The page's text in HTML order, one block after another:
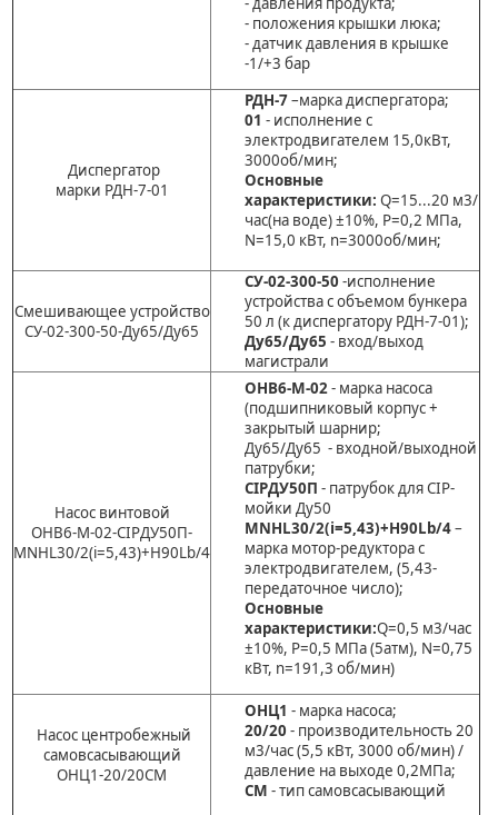
- положения крышки люка;
- датчик давления в крышке
-1/+3 бар
Диспергатор
марки РДН-7-01
РДН-7–марка диспергатора;
01 - исполнение с
электродвигателем 15,0кВт,
3000об/мин;
Основные
характеристики: Q=15...20 м3/
час(на воде) ±10%, Р=0,2 МПа,
N=15,0 кВт, n=3000об/мин;
Смешивающее устройство
СУ-02-300-50-Ду65/Ду65
СУ-02-300-50 -исполнение
устройства с объемом бункера
50 л (к диспергатору РДН-7-01);
Ду65/Ду65 - вход/выход
магистрали
Насос винтовой
ОНВ6-М-02-CIPДУ50П-
MNHL30/2(i=5,43)+H90Lb/4
ОНВ6-М-02- марка насоса
(подшипниковый корпус +
закрытый шарнир;
Ду65/Ду65 - входной/выходной
патрубки;
CIPДУ50П - патрубок для CIP-
мойки Ду50
MNHL30/2(i=5,43)+H90Lb/4–
марка мотор-редуктора с
электродвигателем, (5,43-
передаточное число);
Основные
характеристики:Q=0,5 м3/час
±10%, P=0,5 МПа (5атм), N=0,75
кВт, n=191,3 об/мин)
Насос центробежный
самовсасывающий
ОНЦ1-20/20СМ
ОНЦ1 - марка насоса;
20/20 - производительность 20
м3/час (5,5 кВт, 3000 об/мин) /
давление на выходе 0,2МПа;
СМ - тип самовсасывающий